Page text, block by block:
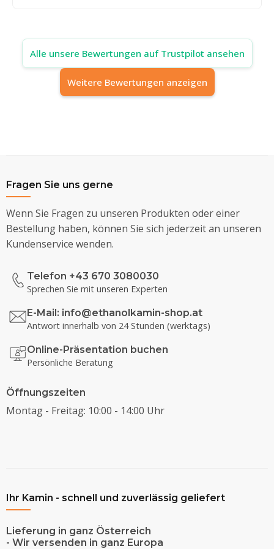
Alle unsere Bewertungen auf Trustpilot ansehen
Weitere Bewertungen anzeigen
Fragen Sie uns gerne
Wenn Sie Fragen zu unseren Produkten oder einer
Bestellung haben, können Sie sich jederzeit an unseren
Kundenservice wenden.
Telefon +43 670 3080030
Sprechen Sie mit unseren Experten
E-Mail: info@ethanolkamin-shop.at
Antwort innerhalb von 24 Stunden (werktags)
Online-Präsentation buchen
Persönliche Beratung
Öffnungszeiten
Montag - Freitag: 10:00 - 14:00 Uhr
Ihr Kamin - schnell und zuverlässig geliefert
Lieferung in ganz Österreich
- Wir versenden in ganz Europa